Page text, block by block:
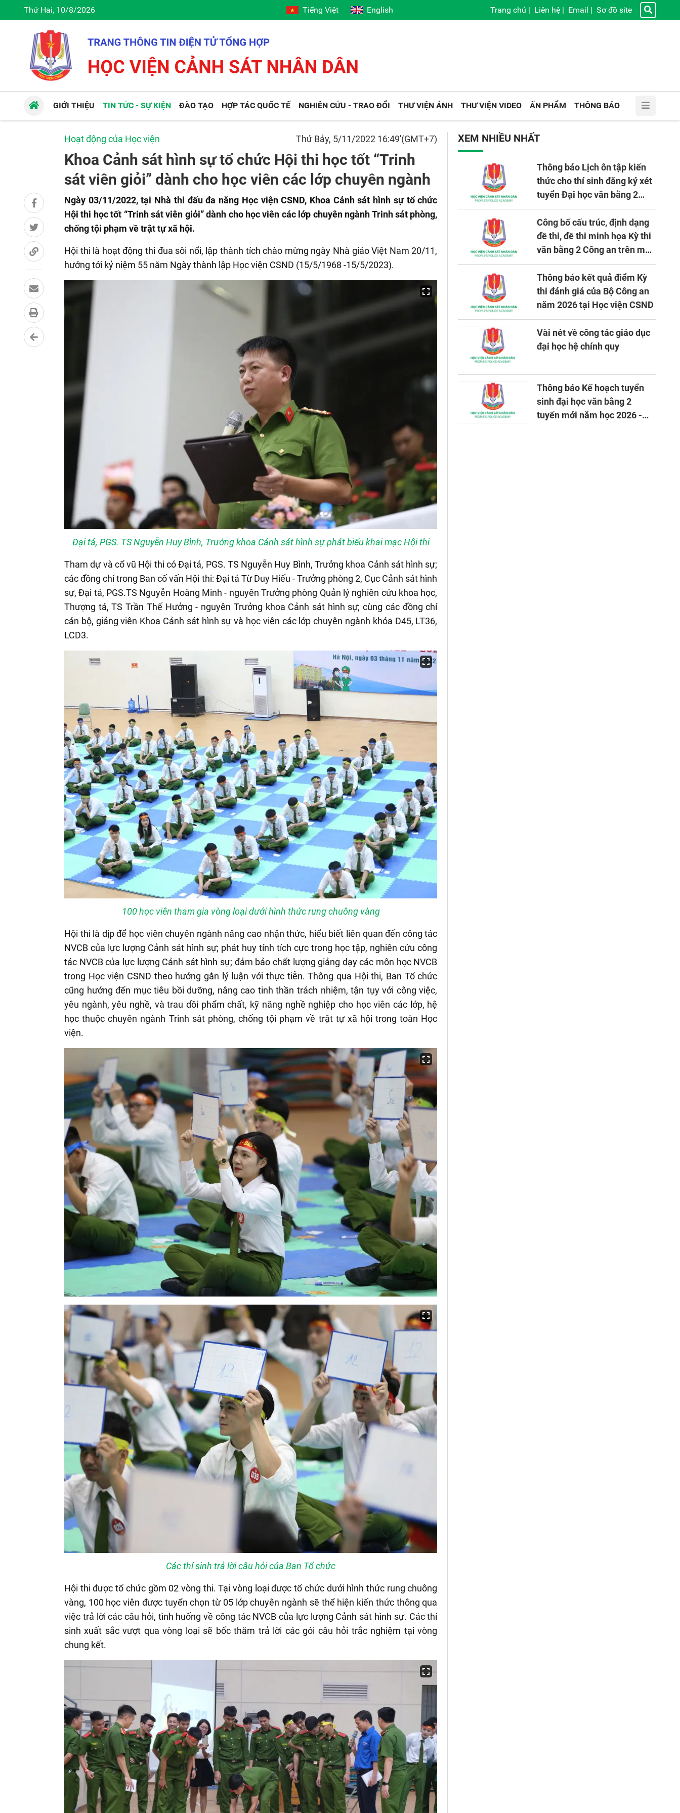
Thứ Hai, 10/8/2026 Tiếng Việt English Trang chủ | Liên hệ | Email | Sơ đồ site
GIỚI THIỆU TIN TỨC - SỰ KIỆN ĐÀO TẠO HỢP TÁC QUỐC TẾ NGHIÊN CỨU - TRAO ĐỔI THƯ VIỆN ẢNH THƯ VIỆN VIDEO ẤN PHẨM THÔNG BÁO
Hoạt động của Học viện Thứ Bảy, 5/11/2022 16:49'(GMT+7)
Khoa Cảnh sát hình sự tổ chức Hội thi học tốt “Trinh
sát viên giỏi” dành cho học viên các lớp chuyên ngành
Ngày 03/11/2022, tại Nhà thi đấu đa năng Học viện CSND, Khoa Cảnh sát hình sự tổ chức
Hội thi học tốt “Trinh sát viên giỏi” dành cho học viên các lớp chuyên ngành Trinh sát phòng,
chống tội phạm về trật tự xã hội.
Hội thi là hoạt động thi đua sôi nổi, lập thành tích chào mừng ngày Nhà giáo Việt Nam 20/11,
hướng tới kỷ niệm 55 năm Ngày thành lập Học viện CSND (15/5/1968 -15/5/2023).
Đại tá, PGS. TS Nguyễn Huy Bình, Trưởng khoa Cảnh sát hình sự phát biểu khai mạc Hội thi
Tham dự và cổ vũ Hội thi có Đại tá, PGS. TS Nguyễn Huy Bình, Trưởng khoa Cảnh sát hình sự;
các đồng chí trong Ban cố vấn Hội thi: Đại tá Từ Duy Hiếu - Trưởng phòng 2, Cục Cảnh sát hình
sự, Đại tá, PGS.TS Nguyễn Hoàng Minh - nguyên Trưởng phòng Quản lý nghiên cứu khoa học,
Thượng tá, TS Trần Thế Hưởng - nguyên Trưởng khoa Cảnh sát hình sự; cùng các đồng chí
cán bộ, giảng viên Khoa Cảnh sát hình sự và học viên các lớp chuyên ngành khóa D45, LT36,
LCD3.
100 học viên tham gia vòng loại dưới hình thức rung chuông vàng
Hội thi là dịp để học viên chuyên ngành nâng cao nhận thức, hiểu biết liên quan đến công tác
NVCB của lực lượng Cảnh sát hình sự; phát huy tính tích cực trong học tập, nghiên cứu công
tác NVCB của lực lượng Cảnh sát hình sự; đảm bảo chất lượng giảng dạy các môn học NVCB
trong Học viện CSND theo hướng gắn lý luận với thực tiễn. Thông qua Hội thi, Ban Tổ chức
cũng hướng đến mục tiêu bồi dưỡng, nâng cao tinh thần trách nhiệm, tận tụy với công việc,
yêu ngành, yêu nghề, và trau dồi phẩm chất, kỹ năng nghề nghiệp cho học viên các lớp, hệ
học thuộc chuyên ngành Trinh sát phòng, chống tội phạm về trật tự xã hội trong toàn Học
viện.
Các thí sinh trả lời câu hỏi của Ban Tổ chức
Hội thi được tổ chức gồm 02 vòng thi. Tại vòng loại được tổ chức dưới hình thức rung chuông
vàng, 100 học viên được tuyển chọn từ 05 lớp chuyên ngành sẽ thể hiện kiến thức thông qua
việc trả lời các câu hỏi, tình huống về công tác NVCB của lực lượng Cảnh sát hình sự. Các thí
sinh xuất sắc vượt qua vòng loại sẽ bốc thăm trả lời các gói câu hỏi trắc nghiệm tại vòng
chung kết.
XEM NHIỀU NHẤT
Thông báo Lịch ôn tập kiến
thức cho thí sinh đăng ký xét
tuyển Đại học văn bằng 2
tuyển mới, mở tại Học viện
CSND năm học 2026 - 2027
Công bố cấu trúc, định dạng
đề thi, đề thi minh họa Kỳ thi
văn bằng 2 Công an trên máy
tính
Thông báo kết quả điểm Kỳ
thi đánh giá của Bộ Công an
năm 2026 tại Học viện CSND
Vài nét về công tác giáo dục
đại học hệ chính quy
Thông báo Kế hoạch tuyển
sinh đại học văn bằng 2
tuyển mới năm học 2026 -